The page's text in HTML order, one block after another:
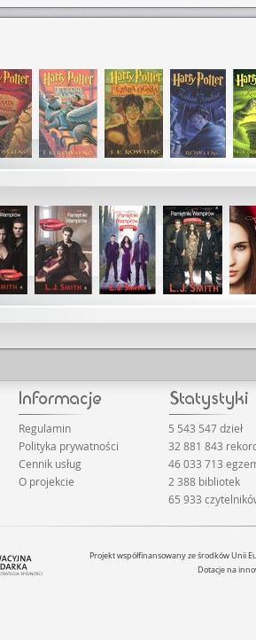
Regulamin
Polityka prywatności
Cennik usług
O projekcie
5 543 547 dzieł
32 881 843
46 033 713
2 388 bibliotek
65 933
Projekt współfinansowany ze środków Unii
Dotacje na